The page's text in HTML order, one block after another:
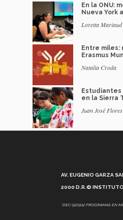
En la ONU:
Nueva York
Loretta
Entre miles:
Erasmus
Natalia Croda
Estudiantes
en la Sierra
Juan José
AV. EUGENIO GARZA
2000 D.R.© INSTITUTO
*DEC-520912 PROGRAMAS EN